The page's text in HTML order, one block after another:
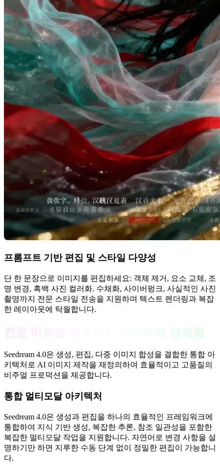
프롬프트 기반 편집 및 스타일 다양성
단 한 문장으로 이미지를 편집하세요: 객체 제거, 요소 교체, 조
명 변경, 흑백 사진 컬러화. 수채화, 사이버펑크, 사실적인 사진
촬영까지 전문 스타일 전송을 지원하며 텍스트 렌더링과 복잡
한 레이아웃에 탁월합니다.
전문 비주얼 워크플로우를 위해 설계됨
Seedream 4.0은 생성, 편집, 다중 이미지 합성을 결합한 통합 아
키텍처로 AI 이미지 제작을 재정의하여 효율적이고 고품질의
비주얼 프로덕션을 제공합니다.
통합 멀티모달 아키텍처
Seedream 4.0은 생성과 편집을 하나의 효율적인 프레임워크에
통합하여 지식 기반 생성, 복잡한 추론, 참조 일관성을 포함한
복잡한 멀티모달 작업을 지원합니다. 자연어로 변경 사항을 설
명하기만 하면 지루한 수동 단계 없이 정밀한 편집이 가능합니
다.